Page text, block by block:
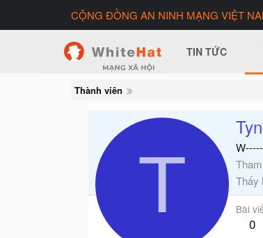
CỘNG ĐỒNG AN NINH MẠNG VIỆT
TIN TỨC
Thành viên
T
Thấy
Bài
0